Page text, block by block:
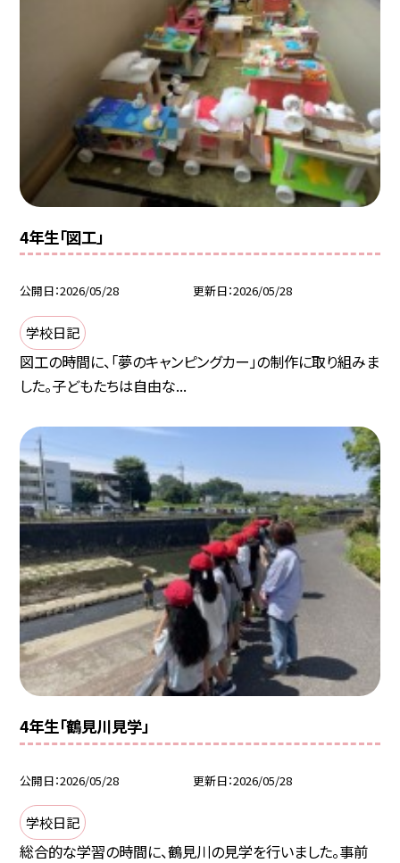
4年生「図工」
公開日 2026/05/28 更新日 2026/05/28
学校日記
図工の時間に、「夢のキャンピングカー」の制作に取り組みま
した。子どもたちは自由な...
4年生「鶴見川見学」
公開日 2026/05/28 更新日 2026/05/28
学校日記
総合的な学習の時間に、鶴見川の見学を行いました。事前